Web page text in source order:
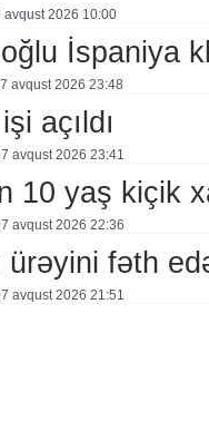
avqust 2026 10:00
İspaniya
avqust 2026 23:48
açıldı
avqust 2026 23:41
10 yaş kiçik
avqust 2026 22:36
ürəyini fəth
avqust 2026 21:51